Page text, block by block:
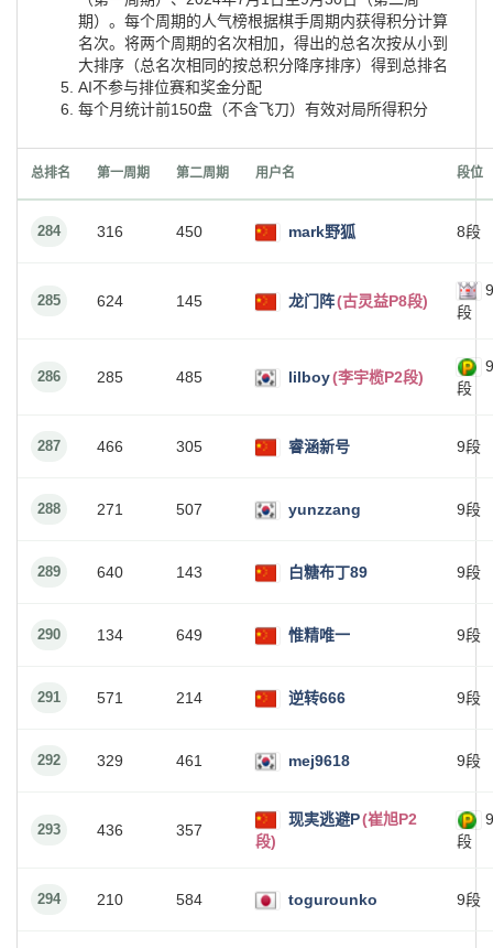
期）。每个周期的人气榜根据棋手周期内获得积分计算
名次。将两个周期的名次相加，得出的总名次按从小到
大排序（总名次相同的按总积分降序排序）得到总排名
AI不参与排位赛和奖金分配
每个月统计前150盘（不含飞刀）有效对局所得积分
总排名 第一周期 第二周期 用户名 段位
284 316 450 mark野狐 8段
285 624 145 龙门阵(古灵益P8段)
9
段
286 285 485 lilboy(李宇榄P2段)
9
段
287 466 305 睿涵新号 9段
288 271 507 yunzzang 9段
289 640 143 白糖布丁89 9段
290 134 649 惟精唯一 9段
291 571 214 逆转666 9段
292 329 461 mej9618 9段
293 436 357
现実逃避P(崔旭P2
段)
9
段
294 210 584 togurounko 9段